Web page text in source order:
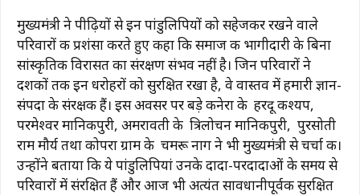
मुख्यमंत्री ने पीढ़ियों से इन पांडुलिपियों को सहेजकर रखने वाले
परिवारों की प्रशंसा करते हुए कहा कि समाज की भागीदारी के बिना
सांस्कृतिक विरासत का संरक्षण संभव नहीं है। जिन परिवारों ने
दशकों तक इन धरोहरों को सुरक्षित रखा है, वे वास्तव में हमारी ज्ञान-
संपदा के संरक्षक हैं। इस अवसर पर बड़े कनेरा के हरदू कश्यप,
परमेश्वर मानिकपुरी, अमरावती के त्रिलोचन मानिकपुरी, पुरसोती
राम मौर्य तथा कोपरा ग्राम के चमरू नाग ने भी मुख्यमंत्री से चर्चा की।
उन्होंने बताया कि ये पांडुलिपियां उनके दादा-परदादाओं के समय से
परिवारों में संरक्षित हैं और आज भी अत्यंत सावधानीपूर्वक सुरक्षित